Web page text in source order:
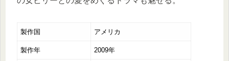
製作国 アメリカ
製作年 2009年